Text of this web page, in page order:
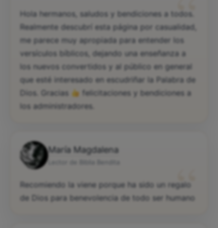
Hola hermanos, saludos y bendiciones a todos.
Realmente descubrí esta página por casualidad,
me parece muy apropiada para entender los
versículos bíblicos, dejando una enseñanza a
los nuevos convertidos y al público en general
que esté interesado en escudriñar la Palabra de
Dios. Gracias
felicitaciones y bendiciones a
los administradores.
María Magdalena
“
Recomiendo la viene porque ha sido un regalo
de Dios para benevolencia de todo ser humano